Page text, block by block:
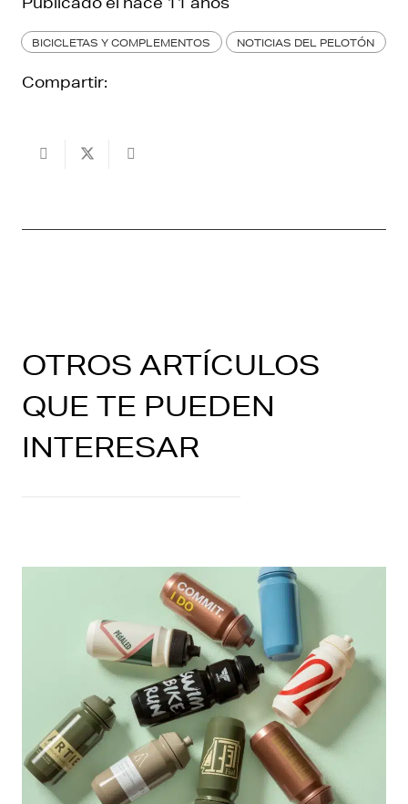
BICICLETAS Y COMPLEMENTOS NOTICIAS DEL PELOTÓN
Compartir:
OTROS ARTÍCULOS
QUE TE PUEDEN
INTERESAR